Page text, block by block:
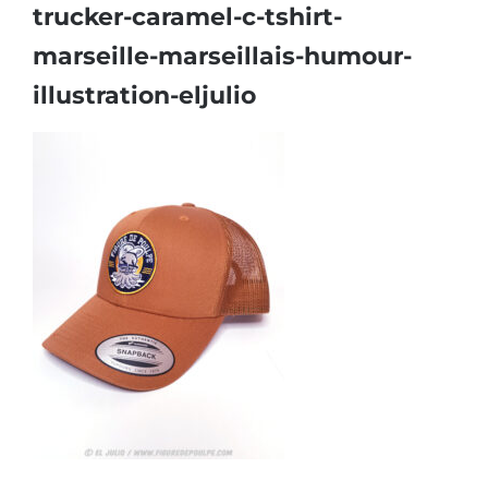
trucker-caramel-c-tshirt-
marseille-marseillais-humour-
illustration-eljulio